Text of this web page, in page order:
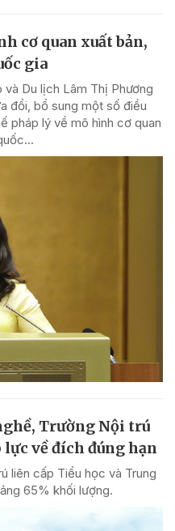
cơ quan xuất bản,
gia
Du lịch Lâm Thị Phương
đổi, bổ sung một số điều
pháp lý về mô hình cơ quan
Trường Nội trú
lực về đích đúng hạn
liên cấp Tiểu học và Trung
65% khối lượng.